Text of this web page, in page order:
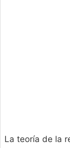
La teoría de la